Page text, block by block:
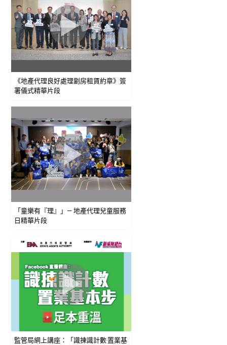
《地產代理良好處理劏房租賃約章》簽
署儀式精華片段
「童樂有『理』」— 地產代理兒童服務
日精華片段
監管局網上講座：「識揀識計數‧置業基